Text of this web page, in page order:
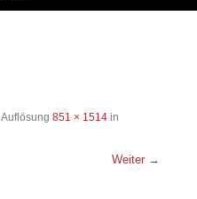
851 × 1514 in
Weiter →